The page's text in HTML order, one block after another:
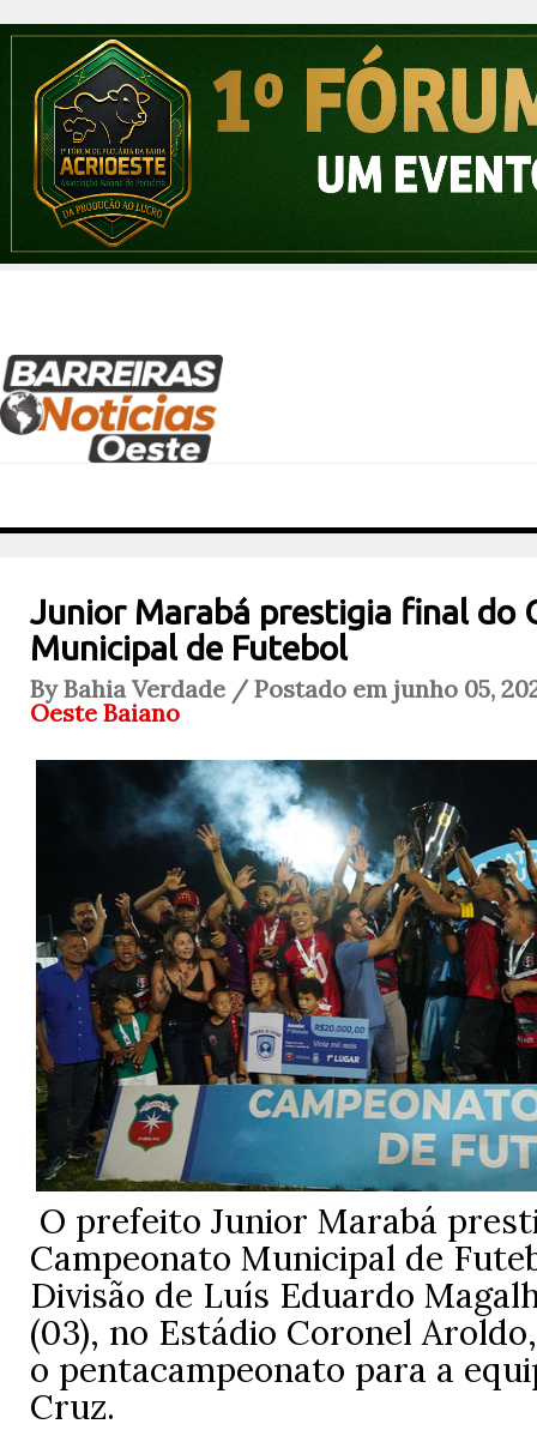
Junior Marabá prestigia final do
Municipal de Futebol
By Bahia Verdade / Postado em junho 05,
Oeste Baiano
O prefeito Junior Marabá
Campeonato Municipal de
Divisão de Luís Eduardo
(03), no Estádio Coronel
o pentacampeonato para a
Cruz.